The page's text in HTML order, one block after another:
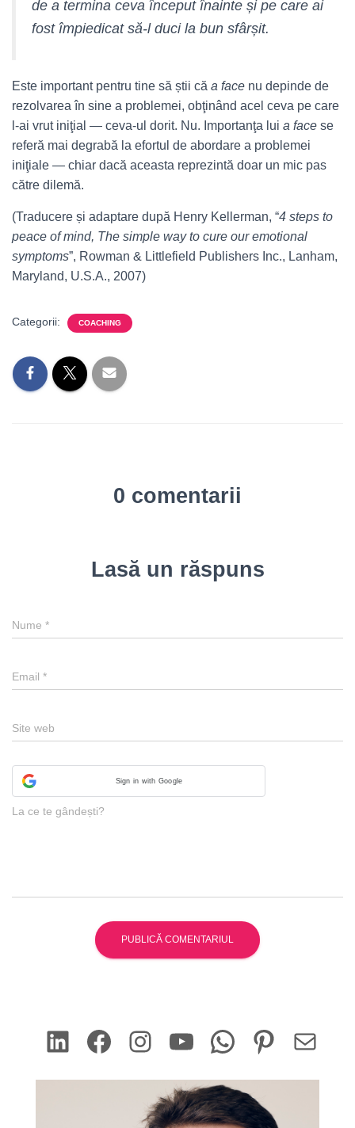
de a termina ceva început înainte și pe care ai
fost împiedicat să-l duci la bun sfârșit.
Este important pentru tine să știi că a face nu depinde de
rezolvarea în sine a problemei, obţinând acel ceva pe care
l-ai vrut iniţial — ceva-ul dorit. Nu. Importanţa lui a face se
referă mai degrabă la efortul de abordare a problemei
iniţiale — chiar dacă aceasta reprezintă doar un mic pas
către dilemă.
(Traducere și adaptare după Henry Kellerman, “4 steps to
peace of mind, The simple way to cure our emotional
symptoms”, Rowman & Littlefield Publishers Inc., Lanham,
Maryland, U.S.A., 2007)
Categorii: COACHING
0 comentarii
Lasă un răspuns
Nume *
Email *
Site web
Sign in with Google
La ce te gândești?
LinkedIn Facebook Instagram YouTube WhatsApp Pinterest Mail